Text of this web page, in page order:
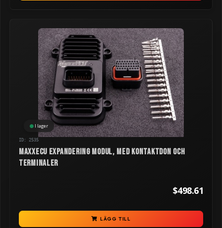
I lager
ID: 2535
MaxxECU Expandering modul, med kontaktdon och
terminaler
$498.61
LÄGG TILL